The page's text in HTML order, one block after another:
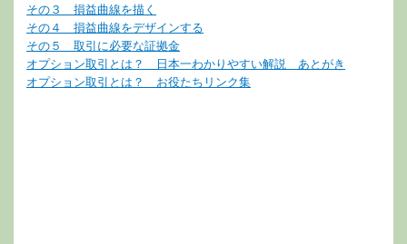
その３ 損益曲線を描く
その４ 損益曲線をデザインする
その５ 取引に必要な証拠金
オプション取引とは？ 日本一わかりやすい解説 あとがき
オプション取引とは？ お役たちリンク集